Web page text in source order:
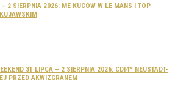
2 SIERPNIA 2026: ME KUCÓW W LE MANS I TOP
31 LIPCA – 2 SIERPNIA 2026: CDI4* NEUSTADT-
PRZED AKWIZGRANEM